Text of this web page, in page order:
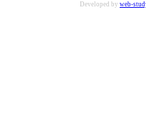
Developed by web-